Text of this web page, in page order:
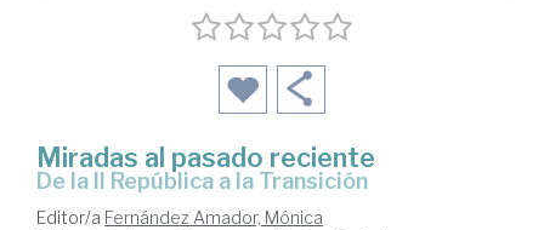
Miradas al pasado reciente
de la II República a la Transición
Editor/a Fernández Amador, Mónica